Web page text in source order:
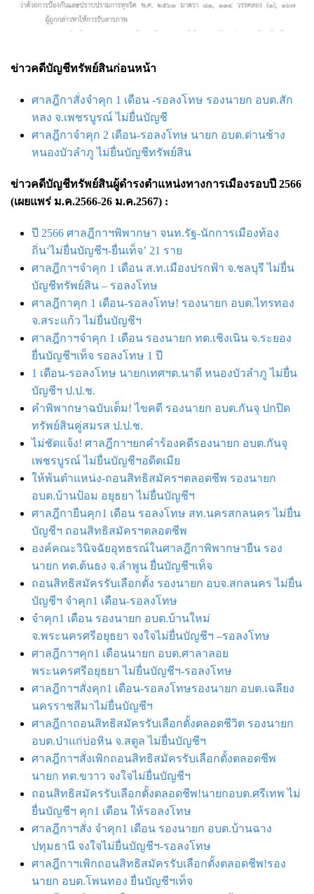
ข่าวคดีบัญชีทรัพย์สินก่อนหน้า
ศาลฎีกาสั่งจำคุก 1 เดือน -รอลงโทษ รองนายก อบต.สัก
หลง จ.เพชรบูรณ์ ไม่ยื่นบัญชี
ศาลฎีกาจำคุก 2 เดือน-รอลงโทษ นายก อบต.ด่านช้าง
หนองบัวลำภู ไม่ยื่นบัญชีทรัพย์สิน
ข่าวคดีบัญชีทรัพย์สินผู้ดำรงตำแหน่งทางการเมืองรอบปี 2566
(เผยแพร่ ม.ค.2566-26 ม.ค.2567) :
ปี 2566 ศาลฎีกาฯพิพากษา จนท.รัฐ-นักการเมืองท้อง
ถิ่น‘ไม่ยื่นบัญชีฯ-ยื่นเท็จ’ 21 ราย
ศาลฎีกาฯจำคุก 1 เดือน ส.ท.เมืองปรกฟ้า จ.ชลบุรี ไม่ยื่น
บัญชีทรัพย์สิน – รอลงโทษ
ศาลฎีกาคุก 1 เดือน-รอลงโทษ! รองนายก อบต.ไทรทอง
จ.สระแก้ว ไม่ยื่นบัญชีฯ
ศาลฎีกาฯจําคุก 1 เดือน รองนายก ทต.เชิงเนิน จ.ระยอง
ยื่นบัญชีฯเท็จ รอลงโทษ 1 ปี
1 เดือน-รอลงโทษ นายกเทศฯต.นาดี หนองบัวลำภู ไม่ยื่น
บัญชีฯ ป.ป.ช.
คำพิพากษาฉบับเต็ม! ไขคดี รองนายก อบต.กันจุ ปกปิด
ทรัพย์สินคู่สมรส ป.ป.ช.
ไม่ชัดแจ้ง! ศาลฎีกาฯยกคำร้องคดีรองนายก อบต.กันจุ
เพชรบูรณ์ ไม่ยื่นบัญชีฯอดีตเมีย
ให้พ้นตำแหน่ง-ถอนสิทธิสมัครฯตลอดชีพ รองนายก
อบต.บ้านป้อม อยุธยา ไม่ยื่นบัญชีฯ
ศาลฎีกายืนคุก1 เดือน รอลงโทษ สท.นครสกลนคร ไม่ยื่น
บัญชีฯ ถอนสิทธิสมัครฯตลอดชีพ
องค์คณะวินิจฉัยอุทธรณ์ในศาลฎีกาพิพากษายืน รอง
นายก ทต.ต้นธง จ.ลําพูน ยื่นบัญชีฯเท็จ
ถอนสิทธิสมัครรับเลือกตั้ง รองนายก อบจ.สกลนคร ไม่ยื่น
บัญชีฯ จำคุก1 เดือน-รอลงโทษ
จำคุก1 เดือน รองนายก อบต.บ้านใหม่
จ.พระนครศรีอยุธยา จงใจไม่ยื่นบัญชีฯ –รอลงโทษ
ศาลฎีกาฯคุก1 เดือนนายก อบต.ศาลาลอย
พระนครศรีอยุธยา ไม่ยื่นบัญชีฯ-รอลงโทษ
ศาลฎีกาฯสั่งคุก1 เดือน-รอลงโทษรองนายก อบต.เฉลียง
นครราชสีมาไม่ยื่นบัญชีฯ
ศาลฎีกาถอนสิทธิสมัครรับเลือกตั้งตลอดชีวิต รองนายก
อบต.ป่าแก่บ่อหิน จ.สตูล ไม่ยื่นบัญชีฯ
ศาลฎีกาฯสั่งเพิกถอนสิทธิสมัครรับเลือกตั้งตลอดชีพ
นายก ทต.ขวาว จงใจไม่ยื่นบัญชีฯ
ถอนสิทธิสมัครรับเลือกตั้งตลอดชีพ!นายกอบต.ศรีเทพ ไม่
ยื่นบัญชีฯ คุก1 เดือน ให้รอลงโทษ
ศาลฎีกาฯสั่ง จำคุก1 เดือน รองนายก อบต.บ้านฉาง
ปทุมธานี จงใจไม่ยื่นบัญชีฯ-รอลงโทษ
ศาลฎีกาฯเพิกถอนสิทธิสมัครรับเลือกตั้งตลอดชีพ!รอง
นายก อบต.โพนทอง ยื่นบัญชีฯเท็จ